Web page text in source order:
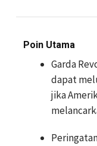
Poin Utama
Garda
dapat
jika